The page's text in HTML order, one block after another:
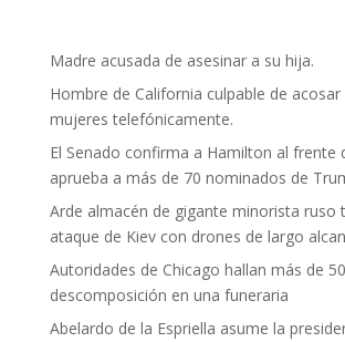
Madre acusada de asesinar a su hija.
Hombre de California culpable de
mujeres telefónicamente.
El Senado confirma a Hamilton al frente
aprueba a más de 70 nominados de
Arde almacén de gigante minorista ruso
ataque de Kiev con drones de largo
Autoridades de Chicago hallan más de
descomposición en una funeraria
Abelardo de la Espriella asume la